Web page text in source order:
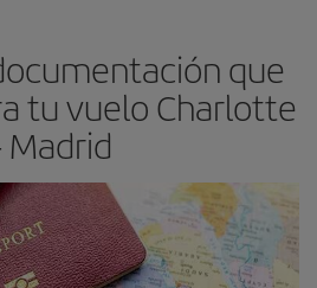
Además, si buscas los vuelos con
viaje un poco abiertos, podráselegir
que
tu vuelo Charlotte
Madrid